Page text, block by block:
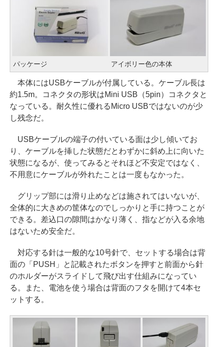
パッケージ アイボリー色の本体
本体にはUSBケーブルが付属している。ケーブル長は
約1.5m。コネクタの形状はMini USB（5pin）コネクタと
なっている。耐久性に優れるMicro USBではないのが少
し残念だ。
USBケーブルの端子の付いている面は少し傾いてお
り、ケーブルを挿した状態だとわずかに斜め上に向いた
状態になるが、使ってみるとそれほど不安定ではなく、
不用意にケーブルが外れたことは一度もなかった。
グリップ部には滑り止めなどは施されてはいないが、
全体的に大きめの筐体なのでしっかりと手に持つことが
できる。差込口の隙間はかなり薄く、指などが入る余地
はないため安全だ。
対応する針は一般的な10号針で、セットする場合は背
面の「PUSH」と記載されたボタンを押すと前面から針
のホルダーがスライドして飛び出す仕組みになってい
る。また、電池を使う場合は背面のフタを開けて4本セ
ットする。